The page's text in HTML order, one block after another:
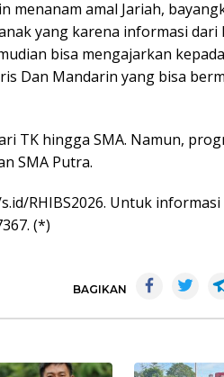
menanam amal Jariah,
yang karena informasi dari
bisa mengajarkan
Dan Mandarin yang bisa
TK hingga SMA. Namun,
SMA Putra.
RHIBS2026. Untuk informasi
(*)
BAGIKAN